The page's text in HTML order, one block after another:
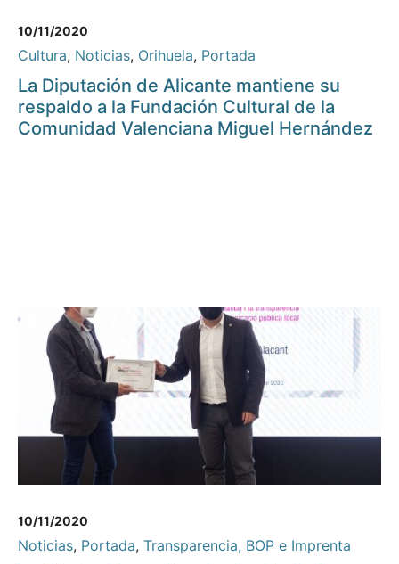
10/11/2020
Cultura, Noticias, Orihuela, Portada
La Diputación de Alicante mantiene su
respaldo a la Fundación Cultural de la
Comunidad Valenciana Miguel Hernández
10/11/2020
Noticias, Portada, Transparencia, BOP e Imprenta